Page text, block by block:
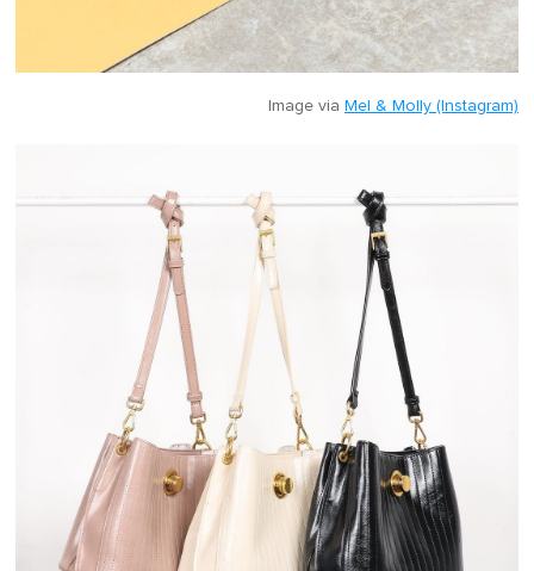
Image via Mel & Molly (Instagram)